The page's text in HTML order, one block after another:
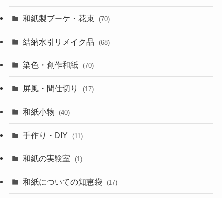
和紙製ブーケ・花束 (70)
結納水引リメイク品 (68)
染色・創作和紙 (70)
屏風・間仕切り (17)
和紙小物 (40)
手作り・DIY (11)
和紙の実験室 (1)
和紙についての知恵袋 (17)